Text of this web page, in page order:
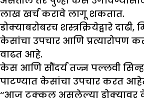
लाख खर्च करावे लागू शकतात.
डोक्याबरोबरच शस्त्रक्रियेद्वारे
केसांचा उपचार आणि प्रत्यारोपण
वाढत आहे.
केस आणि सौंदर्य तज्ज्ञ पल्लवी
पाटण्यात केसांचा उपचार करत
‘‘आज टक्कल असलेल्या